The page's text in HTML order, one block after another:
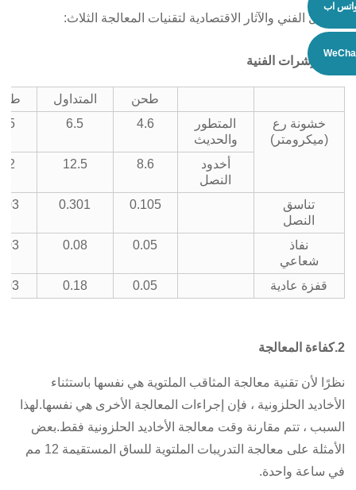
التحليل الفني والآثار الاقتصادية لتقنيات المعالجة الثلاث:
1. المؤشرات الفنية
طحن المتداول
خشونة رع
(ميكرومتر)
المتطور
والحديث
4.6
6.5
أخدود
النصل
8.6
12.5
تناسق
النصل
0.105
0.301
نفاذ
شعاعي
0.05
0.08
قفزة عادية 0.05
0.18
2. كفاءة المعالجة
نظرًا لأن تقنية معالجة المثاقب الملتوية هي نفسها باستثناء
الأخاديد الحلزونية ، فإن إجراءات المعالجة الأخرى هي نفسها.لهذا
السبب ، تتم مقارنة وقت معالجة الأخاديد الحلزونية فقط.بعض
الأمثلة على معالجة التدريبات الملتوية للساق المستقيمة 12 مم
في ساعة واحدة.
اب